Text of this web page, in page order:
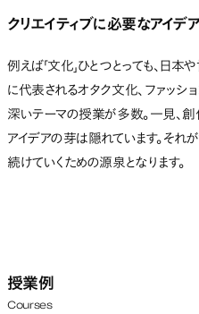
クリエイティブに必要なアイデ
例えば「文化」ひとつとっても、日
に代表されるオタク文化、ファッシ
深いテーマの授業が多数。一見、
アイデアの芽は隠れています。そ
続けていくための源泉となります。
授業例
Courses